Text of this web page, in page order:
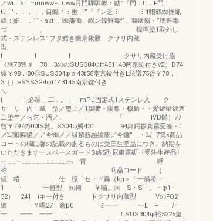
／wu…al…munww−…uww月門騨騨郷：戴”『門．tt．F門
tt「’．．．．．目畷「：匿「”『『ン乏⋮ ⋮1囎鶴蜘撫蝋
緯；娼 ．1’・skt’．蜘藩働、綴ン韓難毒f’、嚇鍵嶺・”聴難毒
づ 、 標準塗1取外し
式・ステンレス1フタ鱈き癒京鍬謄 クサリ内藏
I I I lクサリ内藏受け巌
《藷73豊￥ 78，3ののSUS304ψff431143南京錠付きvΣ）D74
縷￥98，80◎SUS304φ＃43t58南京錠付きL絃議75曾￥78，
3｛｝eSYS3G4φt143145南京錠付き
＼
l ！必墨＿二．。． mPL’固定式1ステンレ入 ク
サ リ 内 藏 型／璽上／1嬢囎・陽離・穆麟・・愛鍵鍵鍵遮
二堕竺／ら乞・汚／， 」 「 lIVD髭）77
曾￥797の00lS乾」S304φ鱒431 94舞鍔拶糞霧受擁・1
／写癖瞬罐／／今蜘／／縁麟藪融綴疹／今雛”．・写…7篤×商品
コートの欄に馨の記載のあるものは受庄生産品につき、納期を
いただきます一スペースガードS絡5型尿粛露砺〈受注生産品〉
一……一……………………………へ 胃 呼
称 商贔コード ｛
値 格 仕 様「セ・ド轟（kg＞「一備考・
1 ・ 一難型 ㈱栂 ￥噛。㈱ S・S・。・φ1・
52｝ 241 iキー付き トクサリ内蔵型 VのFO2
纏 ￥唱27，倉β0 ミ一一 一L − 7
一 一一 一一 … … ！SUS304φ裕5225皇